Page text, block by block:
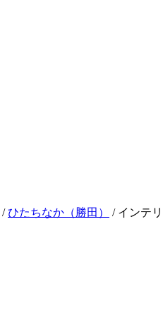
/ひたちなか（勝田） / インテリ